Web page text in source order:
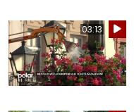
03:13